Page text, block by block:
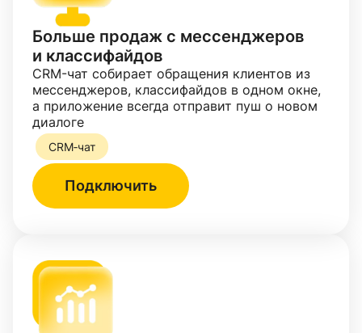
Больше продаж с мессенджеров
и классифайдов
CRM-чат собирает обращения клиентов из
мессенджеров, классифайдов в одном окне,
а приложение всегда отправит пуш о новом
диалоге
CRM‑чат
Подключить